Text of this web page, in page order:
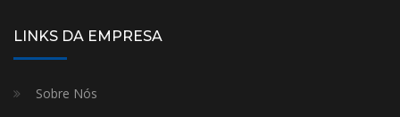
LINKS DA EMPRESA
Sobre Nós